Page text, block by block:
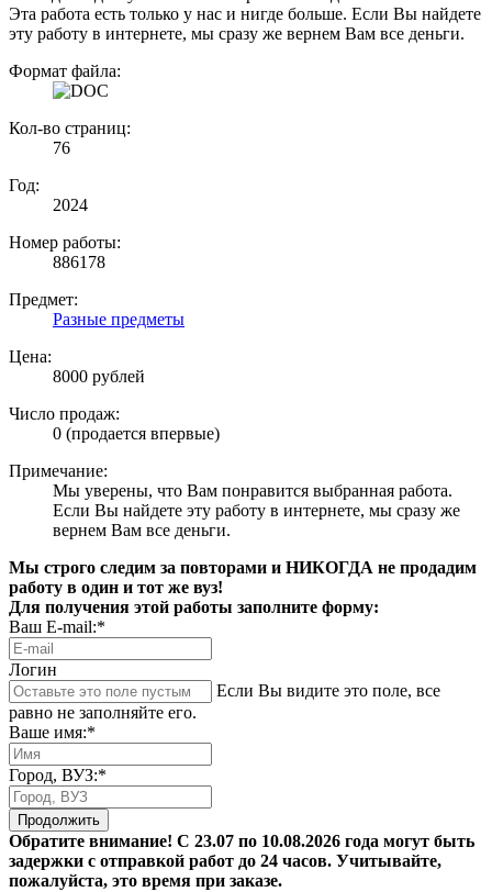
Эта работа есть только у нас и нигде больше. Если Вы найдете
эту работу в интернете, мы сразу же вернем Вам все деньги.
Формат файла:
Кол-во страниц:
76
Год:
2024
Номер работы:
886178
Предмет:
Разные предметы
Цена:
8000 рублей
Число продаж:
0 (продается впервые)
Примечание:
Мы уверены, что Вам понравится выбранная работа.
Если Вы найдете эту работу в интернете, мы сразу же
вернем Вам все деньги.
Мы строго следим за повторами и НИКОГДА не продадим
работу в один и тот же вуз!
Для получения этой работы заполните форму:
Ваш E-mail:*
Логин
Если Вы видите это поле, все
равно не заполняйте его.
Ваше имя:*
Город, ВУЗ:*
Продолжить
Обратите внимание! С 23.07 по 10.08.2026 года могут быть
задержки с отправкой работ до 24 часов. Учитывайте,
пожалуйста, это время при заказе.